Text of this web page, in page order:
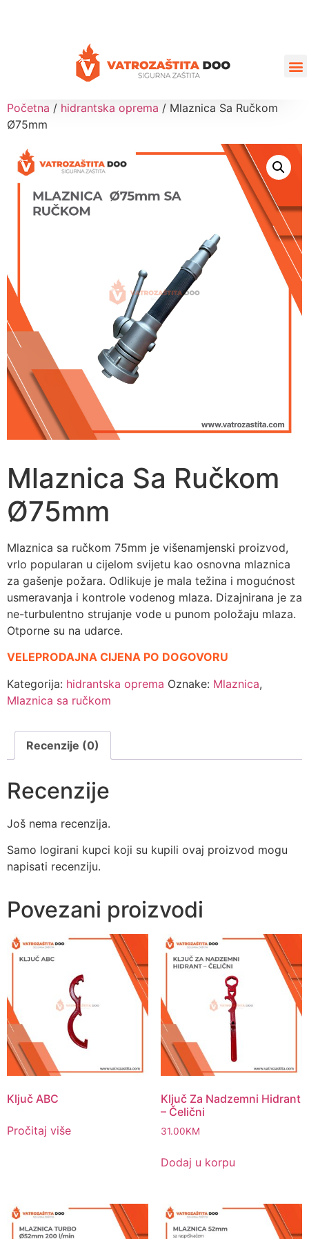
Početna / hidrantska oprema / Mlaznica Sa Ručkom
Ø75mm
Mlaznica Sa Ručkom
Ø75mm
Mlaznica sa ručkom 75mm je višenamjenski proizvod,
vrlo popularan u cijelom svijetu kao osnovna mlaznica
za gašenje požara. Odlikuje je mala težina i mogućnost
usmeravanja i kontrole vodenog mlaza. Dizajnirana je za
ne-turbulentno strujanje vode u punom položaju mlaza.
Otporne su na udarce.
VELEPRODAJNA CIJENA PO DOGOVORU
Kategorija: hidrantska oprema Oznake: Mlaznica,
Mlaznica sa ručkom
Recenzije (0)
Recenzije
Još nema recenzija.
Samo logirani kupci koji su kupili ovaj proizvod mogu
napisati recenziju.
Povezani proizvodi
Ključ ABC
Pročitaj više
Ključ Za Nadzemni Hidrant
– Čelični
31.00KM
Dodaj u korpu